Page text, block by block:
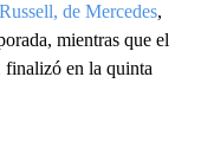
de Mercedes,
mientras que el
en la quinta